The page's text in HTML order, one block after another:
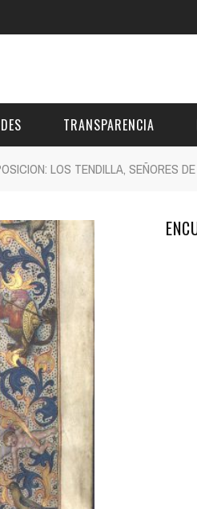
DE ÁMBITO COMARCAL Y
TRANSPARENCIA
REUNIONES Y ACUERDOS DEL
OTRA INFORMACIÓN DE
LOS TENDILLA, SEÑORES